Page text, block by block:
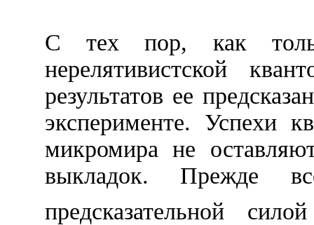
С тех пор, как
нерелятивистской
результатов ее
эксперименте. Успехи
микромира не
выкладок. Прежде
предсказательной